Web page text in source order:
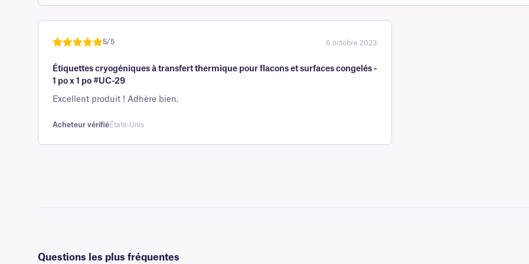
sur 5
basée sur
avis client
5 sur la
base d'
évaluation
5/5 6 octobre 2023
Étiquettes cryogéniques à transfert thermique pour flacons et surfaces congelés -
1 po x 1 po #UC-29
Excellent produit ! Adhère bien.
Acheteur vérifiéÉtats-Unis
Questions les plus fréquentes